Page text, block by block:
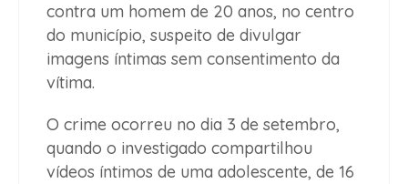
contra um homem de 20 anos, no centro
do município, suspeito de divulgar
imagens íntimas sem consentimento da
vítima.
O crime ocorreu no dia 3 de setembro,
quando o investigado compartilhou
vídeos íntimos de uma adolescente, de 16